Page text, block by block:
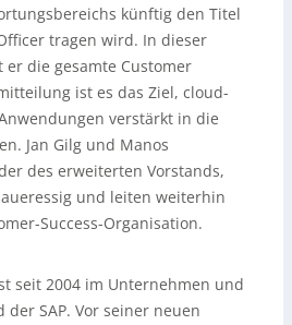
künftig den Titel
tragen wird. In dieser
die gesamte Customer
ist es das Ziel, cloud-
verstärkt in die
Jan Gilg und Manos
des erweiterten Vorstands,
und leiten weiterhin
Success-Organisation.
seit 2004 im Unternehmen und
der SAP. Vor seiner neuen